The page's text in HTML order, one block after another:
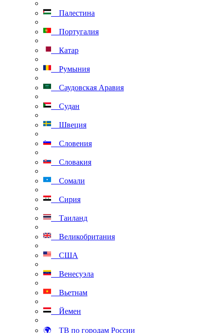
Палестина
Португалия
Катар
Румыния
Саудовская Аравия
Судан
Швеция
Словения
Словакия
Сомали
Сирия
Таиланд
Великобритания
США
Венесуэла
Вьетнам
Йемен
🌍 ТВ по городам России